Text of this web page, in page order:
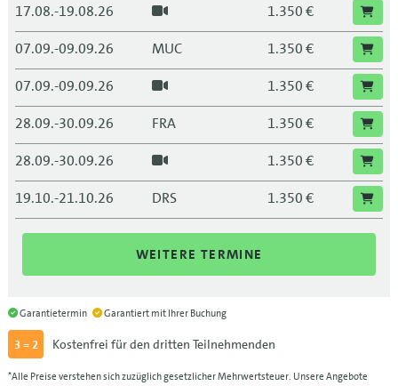
17.08.-19.08.26
1.350 €
07.09.-09.09.26
MUC
1.350 €
07.09.-09.09.26
1.350 €
28.09.-30.09.26
FRA
1.350 €
28.09.-30.09.26
1.350 €
19.10.-21.10.26
DRS
1.350 €
19.10.-21.10.26
1.350 €
09.11.-11.11.26
BLN
1.350 €
09.11.-11.11.26
30.11.-02.12.26
LEI
1.350 €
WEITERE TERMINE
Garantietermin Garantiert mit Ihrer Buchung
3 = 2 Kostenfrei für den dritten Teilnehmenden
*Alle Preise verstehen sich zuzüglich gesetzlicher Mehrwertsteuer. Unsere Angebote